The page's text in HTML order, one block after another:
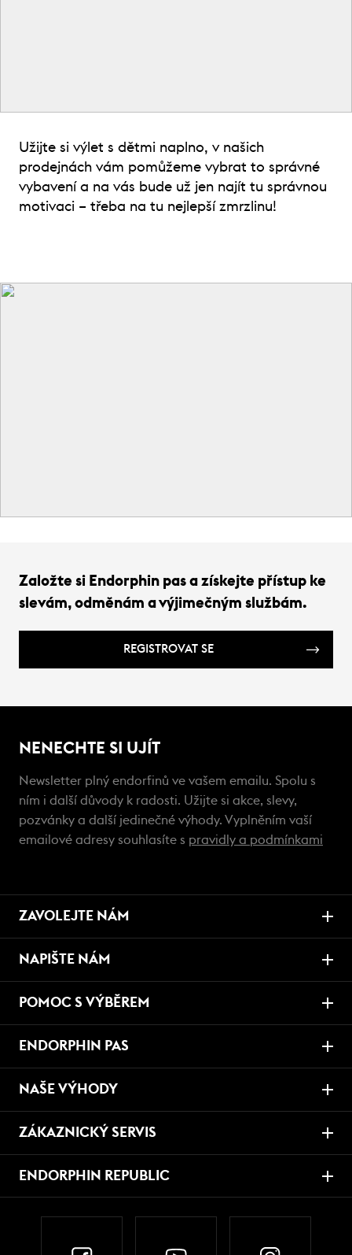
Užijte si výlet s dětmi naplno, v našich
prodejnách vám pomůžeme vybrat to správné
vybavení a na vás bude už jen najít tu správnou
motivaci – třeba na tu nejlepší zmrzlinu!
Založte si Endorphin pas a získejte přístup ke
slevám, odměnám a výjimečným službám.
REGISTROVAT SE
NENECHTE SI UJÍT
Newsletter plný endorfinů ve vašem emailu. Spolu s
ním i další důvody k radosti. Užijte si akce, slevy,
pozvánky a další jedinečné výhody. Vyplněním vaší
emailové adresy souhlasíte s pravidly a podmínkami
ZAVOLEJTE NÁM
NAPIŠTE NÁM
POMOC S VÝBĚREM
ENDORPHIN PAS
NAŠE VÝHODY
ZÁKAZNICKÝ SERVIS
ENDORPHIN REPUBLIC